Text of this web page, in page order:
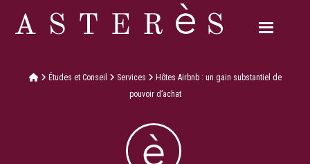
Études et Conseil Services
Hôtes Airbnb : un gain substantiel de
pouvoir d’achat